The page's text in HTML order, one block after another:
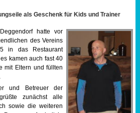
als Geschenk für Kids und Trainer
hatte vor
des Vereins
in das Restaurant
kamen auch fast 40
mit Eltern und füllten
und Betreuer der
zunächst alle
sowie die weiteren